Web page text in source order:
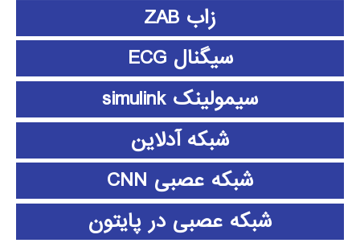
زاب ZAB
سیگنال ECG
سیمولینک simulink
شبکه آدلاین
شبکه عصبی CNN
شبکه عصبی در پایتون